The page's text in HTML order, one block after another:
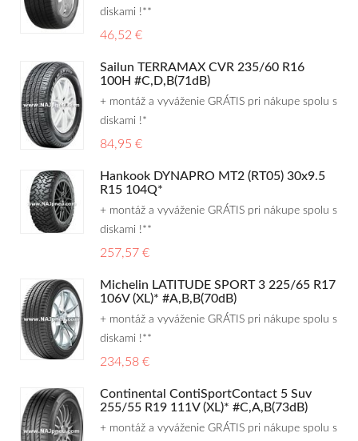
diskami !**
46,52 €
Sailun TERRAMAX CVR 235/60 R16
100H #C,D,B(71dB)
+ montáž a vyváženie GRÁTIS pri nákupe spolu s
diskami !*
84,95 €
Hankook DYNAPRO MT2 (RT05) 30x9.5
R15 104Q*
+ montáž a vyváženie GRÁTIS pri nákupe spolu s
diskami !**
257,57 €
Michelin LATITUDE SPORT 3 225/65 R17
106V (XL)* #A,B,B(70dB)
+ montáž a vyváženie GRÁTIS pri nákupe spolu s
diskami !**
234,58 €
Continental ContiSportContact 5 Suv
255/55 R19 111V (XL)* #C,A,B(73dB)
+ montáž a vyváženie GRÁTIS pri nákupe spolu s